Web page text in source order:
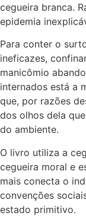
cegueira branca.
epidemia
Para conter o
ineficazes,
manicômio
internados está a
que, por razões
dos olhos dela
do ambiente.
O livro utiliza a
cegueira moral e
mais conecta o
convenções
estado primitivo.